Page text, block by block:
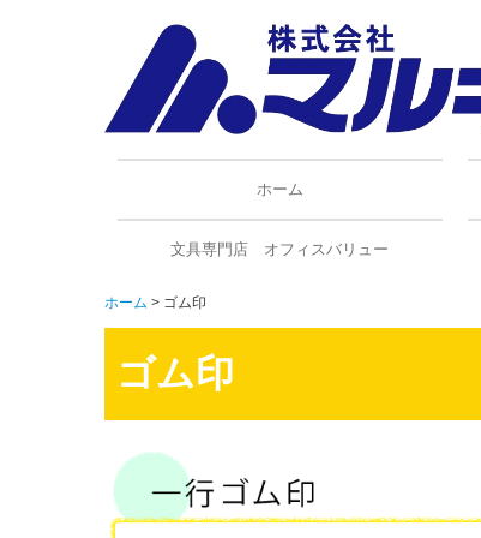
ホーム
文具専門店 オフィスバリュー
ホーム ゴム印
ゴム印